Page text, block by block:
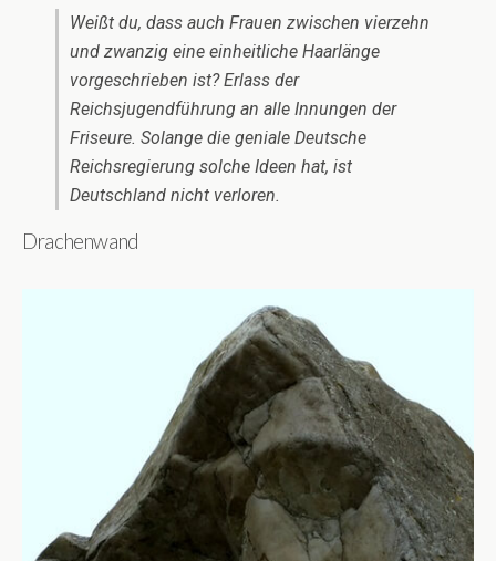
Weißt du, dass auch Frauen zwischen vierzehn
und zwanzig eine einheitliche Haarlänge
vorgeschrieben ist? Erlass der
Reichsjugendführung an alle Innungen der
Friseure. Solange die geniale Deutsche
Reichsregierung solche Ideen hat, ist
Deutschland nicht verloren.
Drachenwand